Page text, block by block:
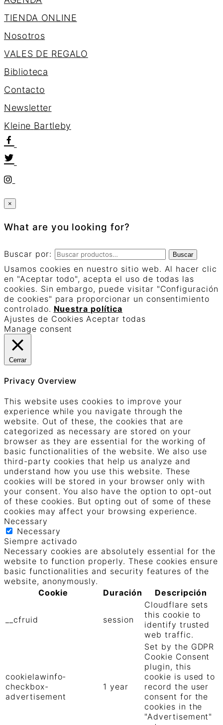
TIENDA ONLINE
Nosotros
VALES DE REGALO
Biblioteca
Contacto
Newsletter
Kleine Bartleby
×
What are you looking for?
Buscar por: Buscar
Usamos cookies en nuestro sitio web. Al hacer clic
en "Aceptar todo", acepta el uso de todas las
cookies. Sin embargo, puede visitar "Configuración
de cookies" para proporcionar un consentimiento
controlado. Nuestra política
Ajustes de Cookies Aceptar todas
Manage consent
Cerrar
Privacy Overview
This website uses cookies to improve your
experience while you navigate through the
website. Out of these, the cookies that are
categorized as necessary are stored on your
browser as they are essential for the working of
basic functionalities of the website. We also use
third-party cookies that help us analyze and
understand how you use this website. These
cookies will be stored in your browser only with
your consent. You also have the option to opt-out
of these cookies. But opting out of some of these
cookies may affect your browsing experience.
Necessary
Necessary
Siempre activado
Necessary cookies are absolutely essential for the
website to function properly. These cookies ensure
basic functionalities and security features of the
website, anonymously.
Cookie
Duración Descripción
__cfruid session
Cloudflare sets
this cookie to
identify trusted
web traffic.
cookielawinfo-
checkbox-
advertisement
1 year
Set by the GDPR
Cookie Consent
plugin, this
cookie is used to
record the user
consent for the
cookies in the
"Advertisement"